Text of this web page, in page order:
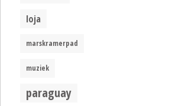
loja
marskramerpad
muziek
paraguay